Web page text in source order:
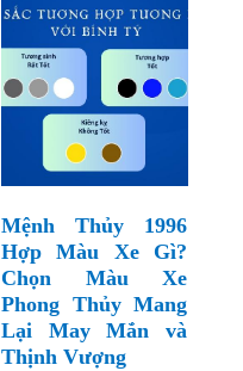
Mệnh Thủy 1996
Hợp Màu Xe Gì?
Chọn Màu Xe
Phong Thủy Mang
Lại May Mắn và
Thịnh Vượng